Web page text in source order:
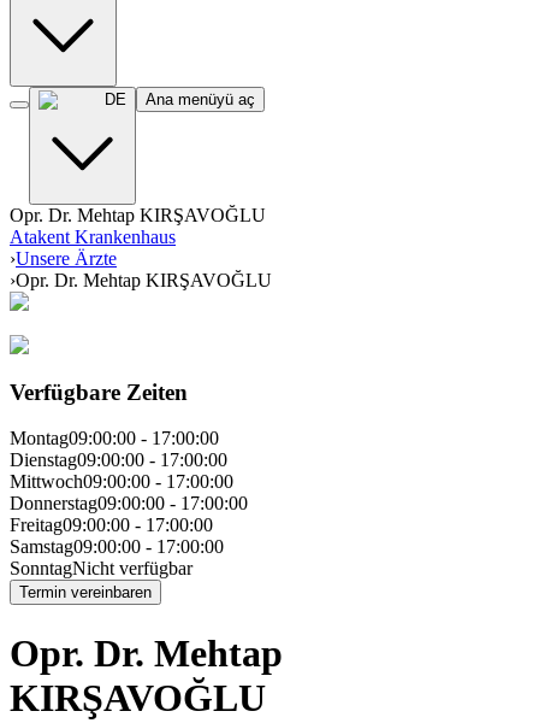
DE Ana menüyü aç
Opr. Dr. Mehtap KIRŞAVOĞLU
Atakent Krankenhaus
›Unsere Ärzte
›Opr. Dr. Mehtap KIRŞAVOĞLU
Verfügbare Zeiten
Montag09:00:00 - 17:00:00
Dienstag09:00:00 - 17:00:00
Mittwoch09:00:00 - 17:00:00
Donnerstag09:00:00 - 17:00:00
Freitag09:00:00 - 17:00:00
Samstag09:00:00 - 17:00:00
SonntagNicht verfügbar
Termin vereinbaren
Opr. Dr. Mehtap
KIRŞAVOĞLU